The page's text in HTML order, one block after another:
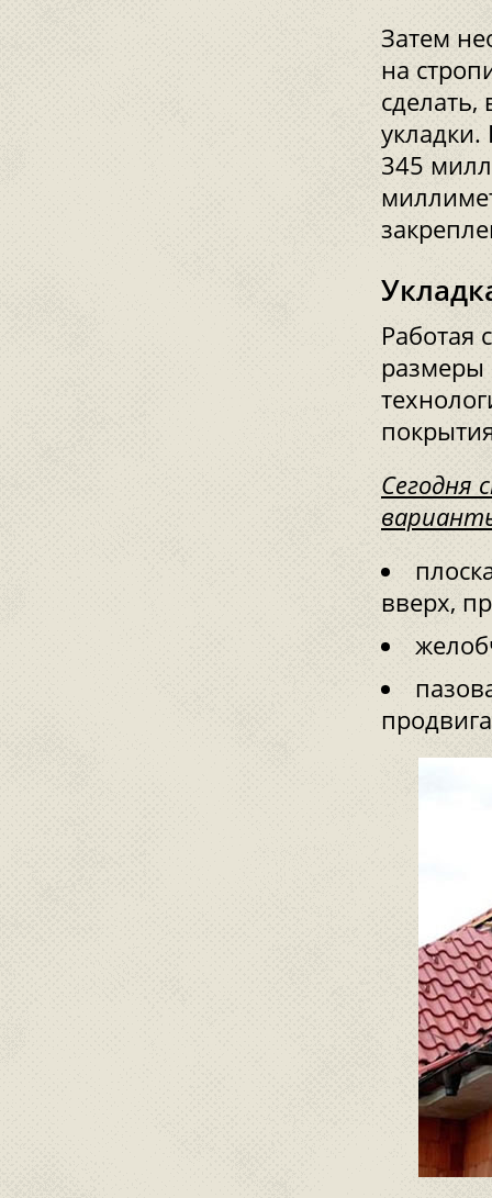
Затем
на
укладки.
345
Работая
размеры
Сегодня
вверх,